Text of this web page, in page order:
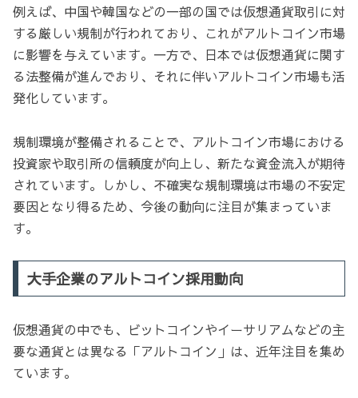
例えば、中国や韓国などの一部の国では仮想通貨取引に対
する厳しい規制が行われており、これがアルトコイン市場
に影響を与えています。一方で、日本では仮想通貨に関す
る法整備が進んでおり、それに伴いアルトコイン市場も活
発化しています。
規制環境が整備されることで、アルトコイン市場における
投資家や取引所の信頼度が向上し、新たな資金流入が期待
されています。しかし、不確実な規制環境は市場の不安定
要因となり得るため、今後の動向に注目が集まっていま
す。
大手企業のアルトコイン採用動向
仮想通貨の中でも、ビットコインやイーサリアムなどの主
要な通貨とは異なる「アルトコイン」は、近年注目を集め
ています。